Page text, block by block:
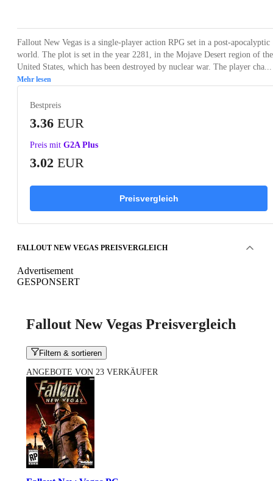
Fallout New Vegas is a single-player action RPG set in a post-apocalyptic
world. The plot is set in the year 2281, in the Mojave Desert region of the
United States, which has been destroyed by nuclear war. The player cha...
Mehr lesen
Bestpreis
3.36 EUR
Preis mit G2A Plus
3.02 EUR
Preisvergleich
FALLOUT NEW VEGAS PREISVERGLEICH
Advertisement
GESPONSERT
Fallout New Vegas Preisvergleich
Filtern & sortieren
ANGEBOTE VON 23 VERKÄUFER